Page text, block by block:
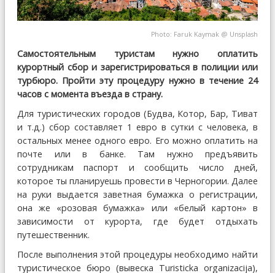
Photo: Faruk Kaymak @ Unsplash
Самостоятельным туристам нужно оплатить
курортный сбор и зарегистрироваться в полиции или
турбюро. Пройти эту процедуру нужно в течение 24
часов с момента въезда в страну.
Для туристических городов (Будва, Котор, Бар, Тиват
и т.д.) сбор составляет 1 евро в сутки с человека, в
остальных менее одного евро. Его можно оплатить на
почте или в банке. Там нужно предъявить
сотрудникам паспорт и сообщить число дней,
которое ты планируешь провести в Черногории. Далее
на руки выдается заветная бумажка о регистрации,
она же «розовая бумажка» или «белый картон» в
зависимости от курорта, где будет отдыхать
путешественник.
После выполнения этой процедуры необходимо найти
туристическое бюро (вывеска Turisticka organizacija),